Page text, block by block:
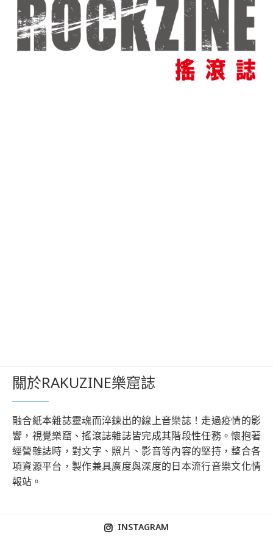
關於RAKUZINE樂窟誌
融合紙本雜誌靈魂而淬鍊出的線上音樂誌！走過疫情的影
響，視覺樂窟、搖滾誌雜誌皆完成其階段性任務。懷抱著
經營雜誌時，對文字、照片、影音等內容的堅持，整合各
項資源平台，製作兼具廣度與深度的日本流行音樂文化情
報站。
INSTAGRAM